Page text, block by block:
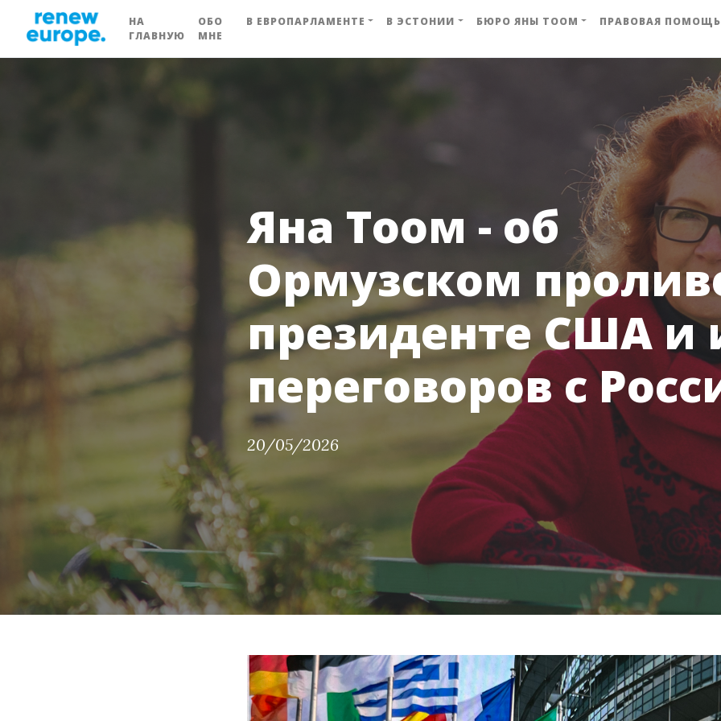
НА
ГЛАВНУЮ
ОБО
МНЕ
В ЕВРОПАРЛАМЕНТЕ В ЭСТОНИИ БЮРО ЯНЫ ТООМ ПРАВОВАЯ ПОМОЩЬ
Яна Тоом - об
Ормузском
президенте США и
переговоров с
20/05/2026